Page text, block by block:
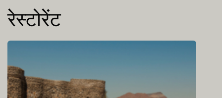
रेस्टोरेंट